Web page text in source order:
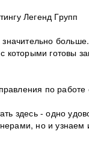
Легенд Групп
которыми готовы
по
здесь - одно
но и узнаем